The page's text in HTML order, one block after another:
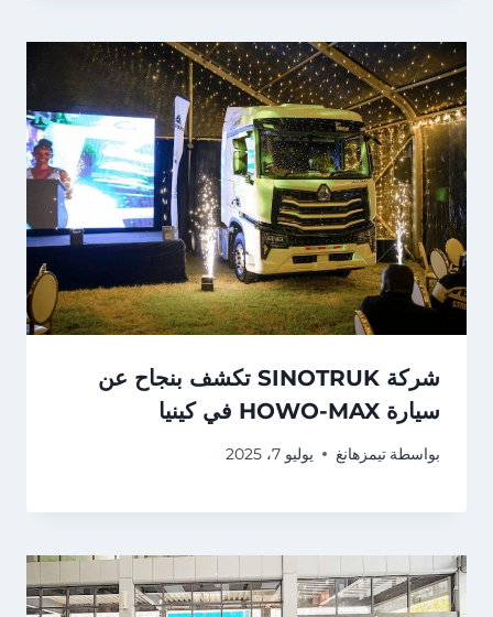
شركة SINOTRUK تكشف بنجاح عن
سيارة HOWO-MAX في كينيا
بواسطة تيمزهانغ يوليو 7، 2025